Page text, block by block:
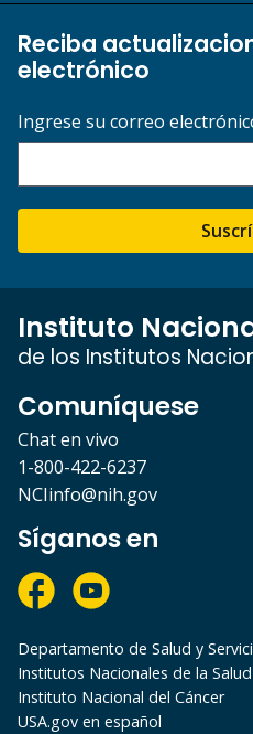
Reciba
electrónico
Ingrese su correo
Instituto
de los Institutos
Comuníquese
Chat en vivo
1-800-422-6237
NCIinfo@nih.gov
Síganos en
Departamento de Salud y
Institutos Nacionales de la Salud
Instituto Nacional del Cáncer
USA.gov en español